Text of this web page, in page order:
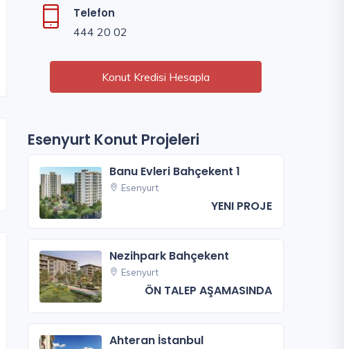
Telefon
444 20 02
Konut Kredisi Hesapla
Esenyurt Konut Projeleri
Banu Evleri Bahçekent 1
Esenyurt
YENI PROJE
Nezihpark Bahçekent
Esenyurt
ÖN TALEP AŞAMASINDA
Ahteran İstanbul